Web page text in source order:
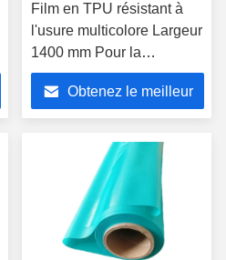
Film en TPU résistant à
l'usure multicolore Largeur
1400 mm Pour la
protection de
l'environnement
Obtenez le meilleur